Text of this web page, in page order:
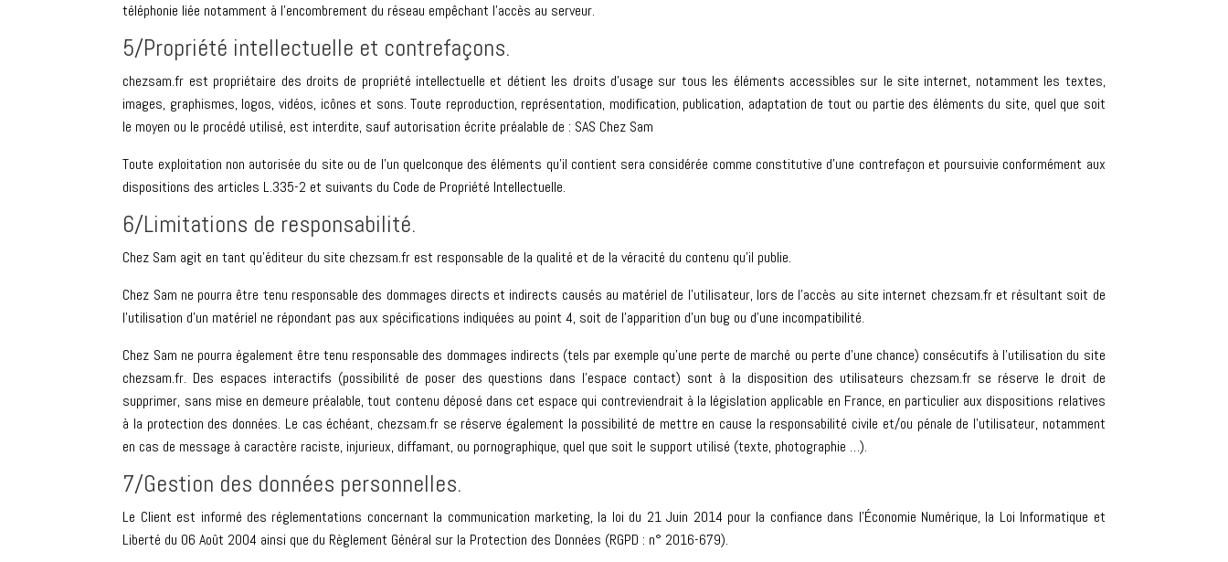
téléphonie liée notamment à l’encombrement du réseau empêchant l’accès au serveur.
5/Propriété intellectuelle et contrefaçons.
chezsam.fr est propriétaire des droits de propriété intellectuelle et détient les droits d’usage sur tous les éléments accessibles sur le site internet, notamment les textes,
images, graphismes, logos, vidéos, icônes et sons. Toute reproduction, représentation, modification, publication, adaptation de tout ou partie des éléments du site, quel que soit
le moyen ou le procédé utilisé, est interdite, sauf autorisation écrite préalable de : SAS Chez Sam
Toute exploitation non autorisée du site ou de l’un quelconque des éléments qu’il contient sera considérée comme constitutive d’une contrefaçon et poursuivie conformément aux
dispositions des articles L.335-2 et suivants du Code de Propriété Intellectuelle.
6/Limitations de responsabilité.
Chez Sam agit en tant qu’éditeur du site chezsam.fr est responsable de la qualité et de la véracité du contenu qu’il publie.
Chez Sam ne pourra être tenu responsable des dommages directs et indirects causés au matériel de l’utilisateur, lors de l’accès au site internet chezsam.fr et résultant soit de
l’utilisation d’un matériel ne répondant pas aux spécifications indiquées au point 4, soit de l’apparition d’un bug ou d’une incompatibilité.
Chez Sam ne pourra également être tenu responsable des dommages indirects (tels par exemple qu’une perte de marché ou perte d’une chance) consécutifs à l’utilisation du site
chezsam.fr. Des espaces interactifs (possibilité de poser des questions dans l’espace contact) sont à la disposition des utilisateurs chezsam.fr se réserve le droit de
supprimer, sans mise en demeure préalable, tout contenu déposé dans cet espace qui contreviendrait à la législation applicable en France, en particulier aux dispositions relatives
à la protection des données. Le cas échéant, chezsam.fr se réserve également la possibilité de mettre en cause la responsabilité civile et/ou pénale de l’utilisateur, notamment
en cas de message à caractère raciste, injurieux, diffamant, ou pornographique, quel que soit le support utilisé (texte, photographie …).
7/Gestion des données personnelles.
Le Client est informé des réglementations concernant la communication marketing, la loi du 21 Juin 2014 pour la confiance dans l’Économie Numérique, la Loi Informatique et
Liberté du 06 Août 2004 ainsi que du Règlement Général sur la Protection des Données (RGPD : n° 2016-679).